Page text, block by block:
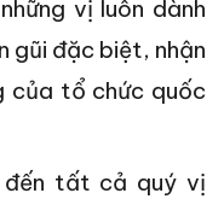
vị luôn dành
gũi đặc biệt, nhận
của tổ chức quốc
đến tất cả quý vị